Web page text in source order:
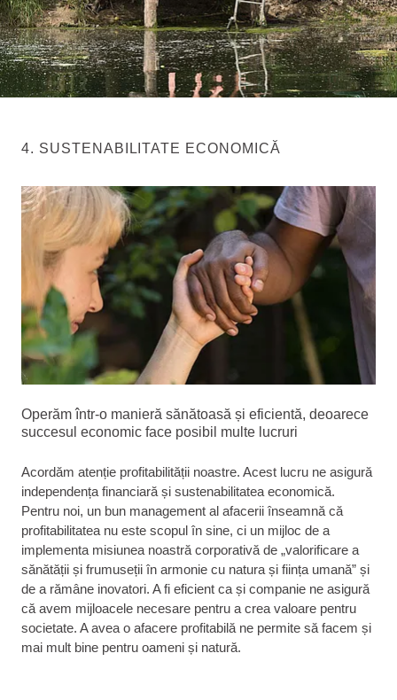
4. SUSTENABILITATE ECONOMICĂ
Operăm într-o manieră sănătoasă și eficientă, deoarece
succesul economic face posibil multe lucruri
Acordăm atenție profitabilității noastre. Acest lucru ne asigură
independența financiară și sustenabilitatea economică.
Pentru noi, un bun management al afacerii înseamnă că
profitabilitatea nu este scopul în sine, ci un mijloc de a
implementa misiunea noastră corporativă de „valorificare a
sănătății și frumuseții în armonie cu natura și ființa umană” și
de a rămâne inovatori. A fi eficient ca și companie ne asigură
că avem mijloacele necesare pentru a crea valoare pentru
societate. A avea o afacere profitabilă ne permite să facem și
mai mult bine pentru oameni și natură.